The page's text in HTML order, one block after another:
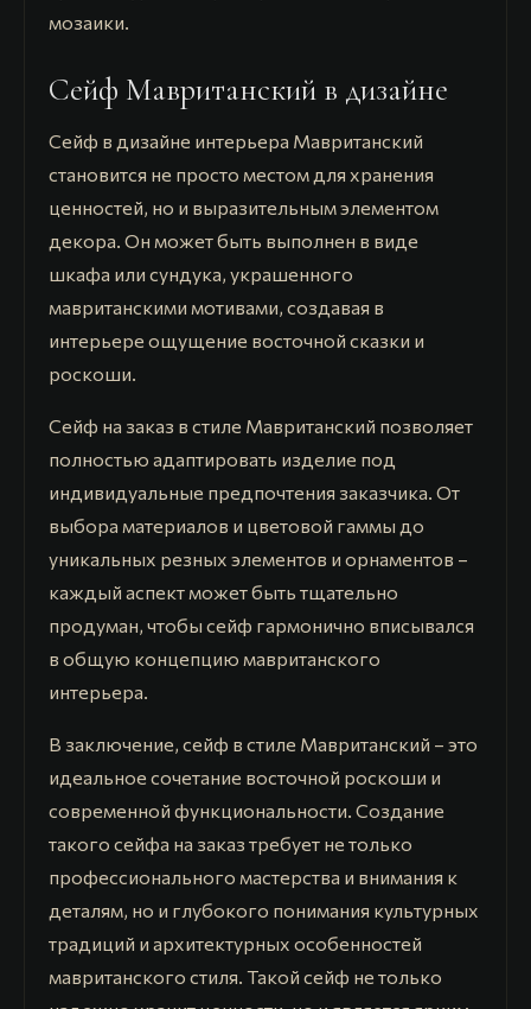
мозаики.
Сейф Мавританский в дизайне
Сейф в дизайне интерьера Мавританский
становится не просто местом для хранения
ценностей, но и выразительным элементом
декора. Он может быть выполнен в виде
шкафа или сундука, украшенного
мавританскими мотивами, создавая в
интерьере ощущение восточной сказки и
роскоши.
Сейф на заказ в стиле Мавританский позволяет
полностью адаптировать изделие под
индивидуальные предпочтения заказчика. От
выбора материалов и цветовой гаммы до
уникальных резных элементов и орнаментов –
каждый аспект может быть тщательно
продуман, чтобы сейф гармонично вписывался
в общую концепцию мавританского
интерьера.
В заключение, сейф в стиле Мавританский – это
идеальное сочетание восточной роскоши и
современной функциональности. Создание
такого сейфа на заказ требует не только
профессионального мастерства и внимания к
деталям, но и глубокого понимания культурных
традиций и архитектурных особенностей
мавританского стиля. Такой сейф не только